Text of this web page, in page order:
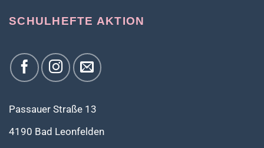
SCHULHEFTE AKTION
Passauer Straße 13
4190 Bad Leonfelden